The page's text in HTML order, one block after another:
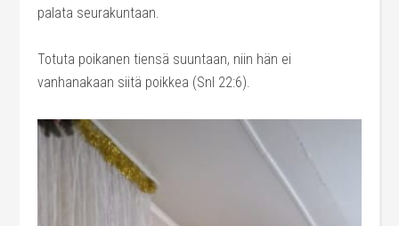
palata seurakuntaan.
Totuta poikanen tiensä suuntaan, niin hän ei
vanhanakaan siitä poikkea (Snl 22:6).